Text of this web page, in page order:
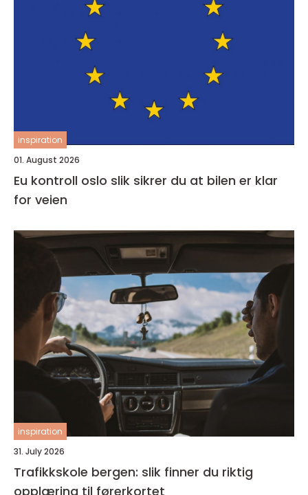
inspiration
01. August 2026
Eu kontroll oslo slik sikrer du at bilen er klar
for veien
inspiration
31. July 2026
Trafikkskole bergen: slik finner du riktig
opplæring til førerkortet